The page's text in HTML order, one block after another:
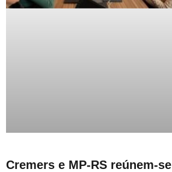
Cremers e MP-RS reúnem-se